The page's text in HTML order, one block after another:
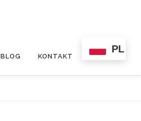
BLOG KONTAKT
PL